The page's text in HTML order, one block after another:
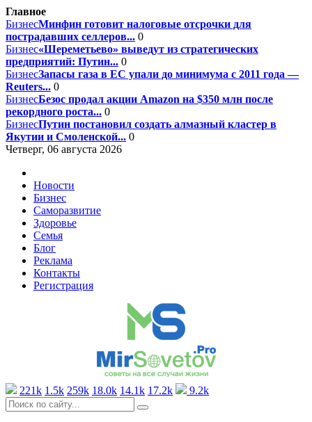
Главное
БизнесМинфин готовит налоговые отсрочки для
пострадавших селлеров... 0
Бизнес«Шереметьево» выведут из стратегических
предприятий: Путин... 0
БизнесЗапасы газа в ЕС упали до минимума с 2011 года —
Reuters... 0
БизнесБезос продал акции Amazon на $350 млн после
рекордного роста... 0
БизнесПутин постановил создать алмазный кластер в
Якутии и Смоленской... 0
Четверг, 06 августа 2026
Новости
Бизнес
Саморазвитие
Здоровье
Семья
Блог
Реклама
Контакты
Регистрация
221k 1.5k 259k 18.0k 14.1k 17.2k 9.2k